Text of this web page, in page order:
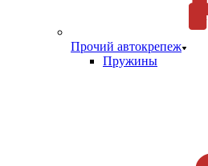
Прочий автокрепеж
Пружины